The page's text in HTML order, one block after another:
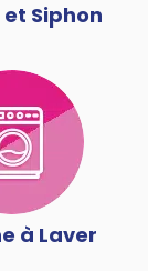
Siphon
à Laver